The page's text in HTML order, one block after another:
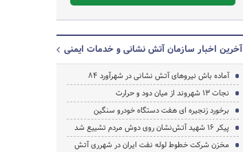
آخرین اخبار سازمان آتش نشانی و خدمات ایمنی
آماده باش نیروهای آتش نشانی در شهرآورد 84
نجات 13 شهروند از میان دود و حرارت
برخورد زنجیره ای هفت دستگاه خودرو سنگین
پیکر ۱۶ شهید آتش‌نشان روی دوش مردم تشییع شد
مخزن شرکت خطوط لوله نفت ایران در شهرری آتش